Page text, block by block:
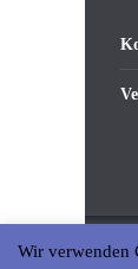
Wir verwenden